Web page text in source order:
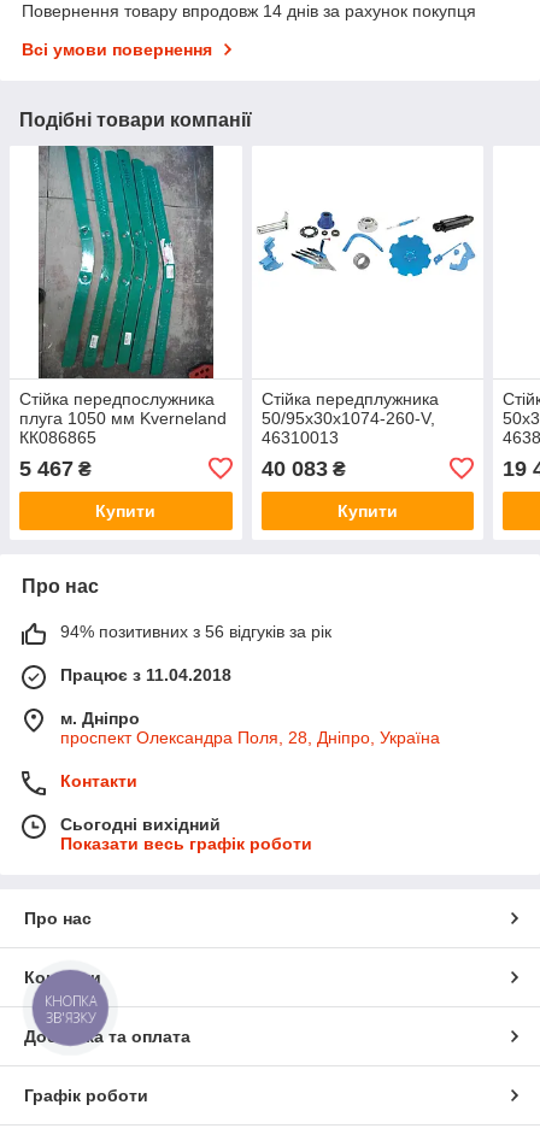
Повернення товару впродовж 14 днів за рахунок покупця
Всі умови повернення
Подібні товари компанії
Стійка передпослужника
плуга 1050 мм Kverneland
КК086865
5 467 ₴
Купити
Стійка передплужника
50/95x30x1074-260-V,
46310013
40 083₴
Купити
19
Про нас
94% позитивних з 56 відгуків за рік
Працює з 11.04.2018
м. Дніпро
проспект Олександра Поля, 28, Дніпро, Україна
Контакти
Сьогодні вихідний
Показати весь графік роботи
Про нас
Контакти
Доставка та оплата
Графік роботи
КНОПКА
ЗВ'ЯЗКУ